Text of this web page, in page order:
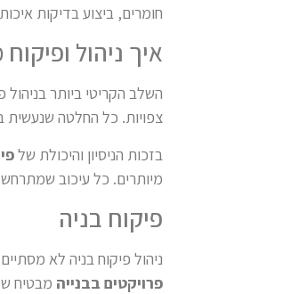
חומרים, ביצוע בדיקות
איך ניהול
השלב הקריטי ביותר בניהול
צפויות. כל החלטה שנעשית
בזכות הניסיון והיכולת של
מיותרים. כל עיכוב
פיקוח בניה
ניהול פיקוח בניה לא
פרויקטים בבנייה מבטיח